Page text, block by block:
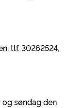
tlf. 30262524,
og søndag den